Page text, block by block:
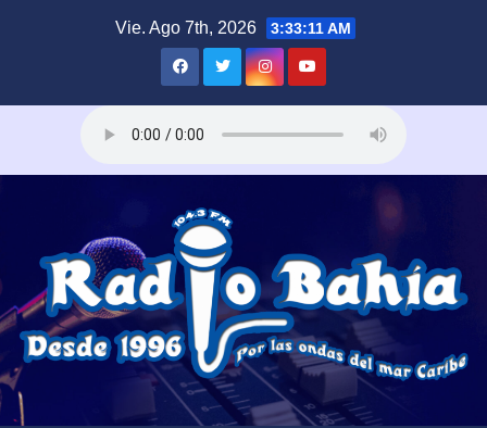
Vie. Ago 7th, 2026 3:33:12 AM